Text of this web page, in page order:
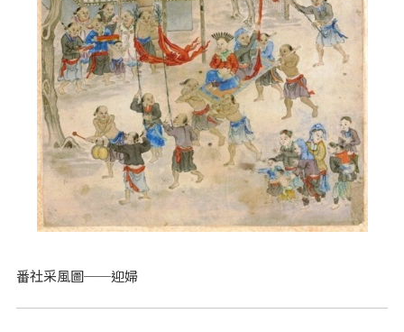
番社采風圖──迎婦